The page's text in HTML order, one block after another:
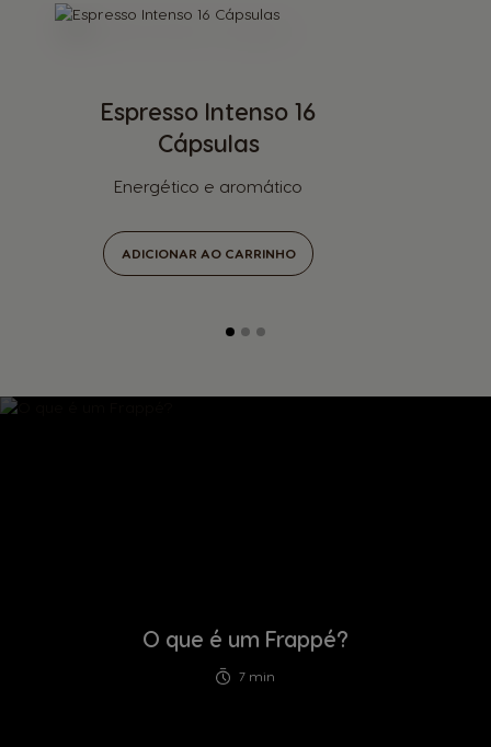
Espresso Intenso 16
Cápsulas
Energético e aromático
ADICIONAR AO CARRINHO
O que é um Frappé?
7 min